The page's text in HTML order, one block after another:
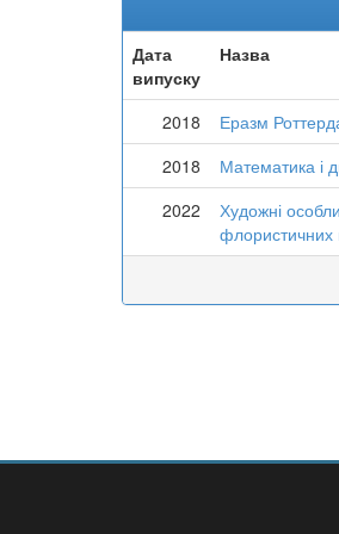
Дата
випуску
Назва
2018 Еразм
2018
Математика і
2022
Художні
флористичних